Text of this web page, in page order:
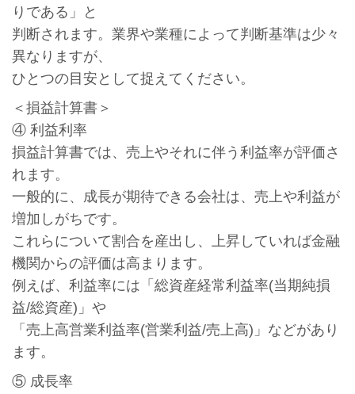
りである」と
判断されます。業界や業種によって判断基準は少々
異なりますが、
ひとつの目安として捉えてください。
＜損益計算書＞
④ 利益利率
損益計算書では、売上やそれに伴う利益率が評価さ
れます。
一般的に、成長が期待できる会社は、売上や利益が
増加しがちです。
これらについて割合を産出し、上昇していれば金融
機関からの評価は高まります。
例えば、利益率には「総資産経常利益率(当期純損
益/総資産)」や
「売上高営業利益率(営業利益/売上高)」などがあり
ます。
⑤ 成長率